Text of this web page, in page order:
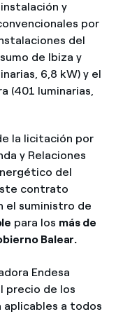
y
por
del
de Ibiza y
6,8 kW) y el
(401 luminarias,
la licitación por
y Relaciones
del
contrato
el suministro de
para los más de
Balear.
Endesa
precio de los
a todos